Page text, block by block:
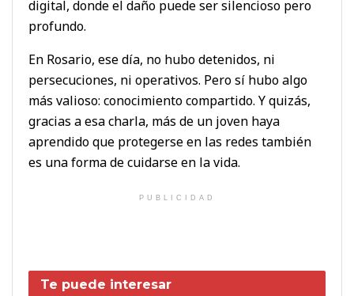
digital, donde el daño puede ser silencioso pero
profundo.
En Rosario, ese día, no hubo detenidos, ni
persecuciones, ni operativos. Pero sí hubo algo
más valioso: conocimiento compartido. Y quizás,
gracias a esa charla, más de un joven haya
aprendido que protegerse en las redes también
es una forma de cuidarse en la vida.
PUBLICIDAD
Te puede interesar